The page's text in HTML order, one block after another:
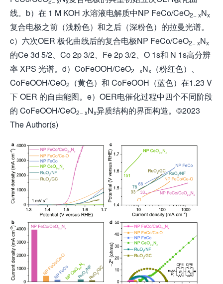
线。b）在 1 M KOH 水溶液电解质中NP FeCo/CeO2− xNx
复合电极之前（浅粉色）和之后（深粉色）的拉曼光谱。
c）六次OER 极化曲线后的复合电极NP FeCo/CeO2− xNx
的Ce 3d 5/2、Co 2p 3/2、Fe 2p 3/2、O 1s和 N 1s高分辨
率 XPS 光谱。d）CoFeOOH/CeO2− xNx （粉红色）、
CoFeOOH/CeO2
（黄色）和 CoFeOOH（蓝色）在1.23 V
下 OER 的自由能图。e）OER电催化过程中四个不同阶段
的 CoFeOOH/CeO2− xNx异质结构的界面构造。©2023
The Author(s)